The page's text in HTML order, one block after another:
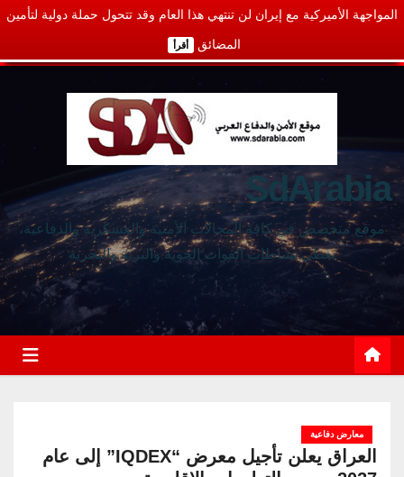
المواجهة الأميركية مع إيران لن تنتهي هذا العام وقد تتحول حملة دولية لتأمين
المضائق أقرأ
SdArabia
موقع متخصص في كافة المجالات الأمنية والعسكرية والدفاعية،
يغطي نشاطات القوات الجوية والبرية والبحرية
معارض دفاعية
العراق يعلن تأجيل معرض “IQDEX” إلى عام